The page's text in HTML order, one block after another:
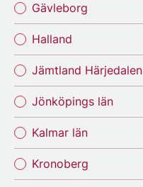
Gävleborg
Halland
Jämtland Härjedalen
Jönköpings län
Kalmar län
Kronoberg